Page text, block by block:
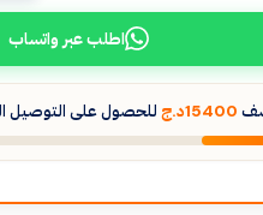
اطلب عبر واتساب
15400د.ج للحصول على التوصيل